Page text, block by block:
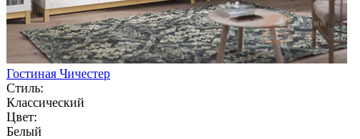
Гостиная Чичестер
Стиль:
Классический
Цвет:
Белый